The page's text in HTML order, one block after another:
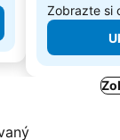
Zobrazte si